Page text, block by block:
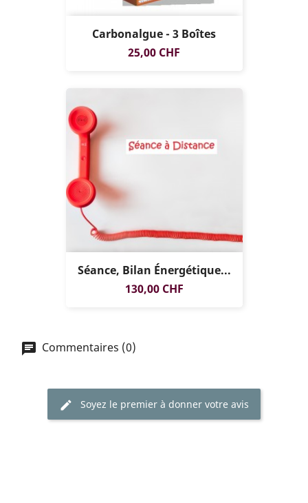
Carbonalgue - 3 Boîtes
Prix
25,00 CHF
Séance, Bilan Énergétique...
Prix
130,00 CHF
Commentaires (0)
Soyez le premier à donner votre avis